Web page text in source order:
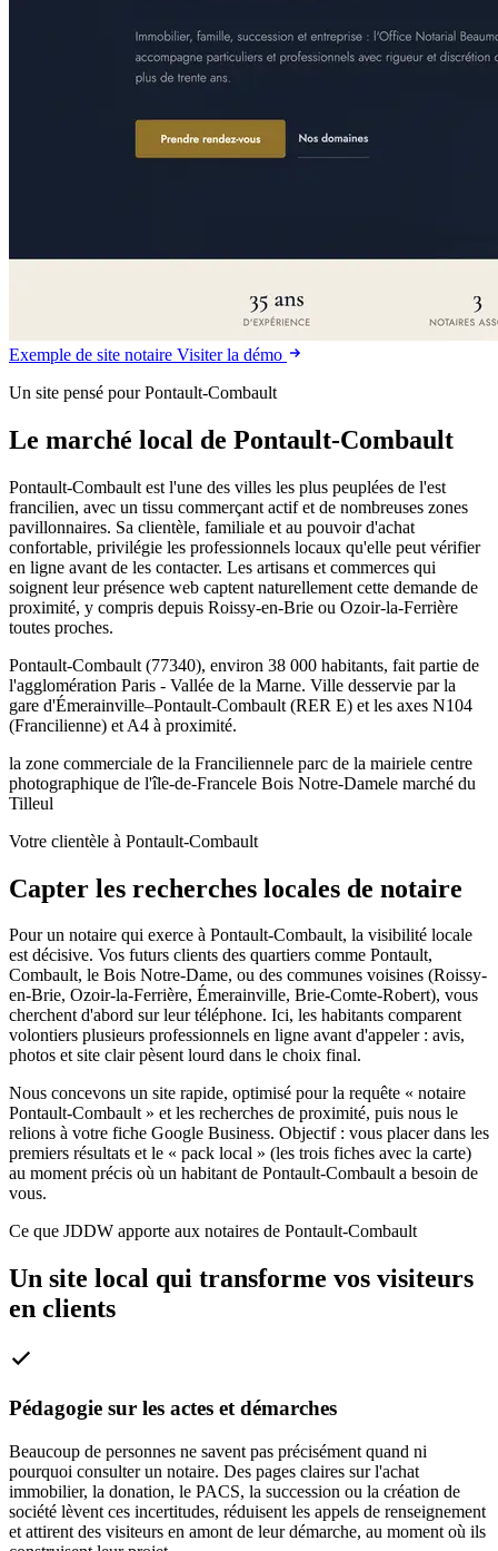
Exemple de site notaire Visiter la démo
Un site pensé pour Pontault-Combault
Le marché local de Pontault-Combault
Pontault-Combault est l'une des villes les plus peuplées de l'est
francilien, avec un tissu commerçant actif et de nombreuses zones
pavillonnaires. Sa clientèle, familiale et au pouvoir d'achat
confortable, privilégie les professionnels locaux qu'elle peut vérifier
en ligne avant de les contacter. Les artisans et commerces qui
soignent leur présence web captent naturellement cette demande de
proximité, y compris depuis Roissy-en-Brie ou Ozoir-la-Ferrière
toutes proches.
Pontault-Combault (77340), environ 38 000 habitants, fait partie de
l'agglomération Paris - Vallée de la Marne. Ville desservie par la
gare d'Émerainville–Pontault-Combault (RER E) et les axes N104
(Francilienne) et A4 à proximité.
la zone commerciale de la Franciliennele parc de la mairiele centre
photographique de l'île-de-Francele Bois Notre-Damele marché du
Tilleul
Votre clientèle à Pontault-Combault
Capter les recherches locales de notaire
Pour un notaire qui exerce à Pontault-Combault, la visibilité locale
est décisive. Vos futurs clients des quartiers comme Pontault,
Combault, le Bois Notre-Dame, ou des communes voisines (Roissy-
en-Brie, Ozoir-la-Ferrière, Émerainville, Brie-Comte-Robert), vous
cherchent d'abord sur leur téléphone. Ici, les habitants comparent
volontiers plusieurs professionnels en ligne avant d'appeler : avis,
photos et site clair pèsent lourd dans le choix final.
Nous concevons un site rapide, optimisé pour la requête « notaire
Pontault-Combault » et les recherches de proximité, puis nous le
relions à votre fiche Google Business. Objectif : vous placer dans les
premiers résultats et le « pack local » (les trois fiches avec la carte)
au moment précis où un habitant de Pontault-Combault a besoin de
vous.
Ce que JDDW apporte aux notaires de Pontault-Combault
Un site local qui transforme vos visiteurs
en clients
Pédagogie sur les actes et démarches
Beaucoup de personnes ne savent pas précisément quand ni
pourquoi consulter un notaire. Des pages claires sur l'achat
immobilier, la donation, le PACS, la succession ou la création de
société lèvent ces incertitudes, réduisent les appels de renseignement
et attirent des visiteurs en amont de leur démarche, au moment où ils